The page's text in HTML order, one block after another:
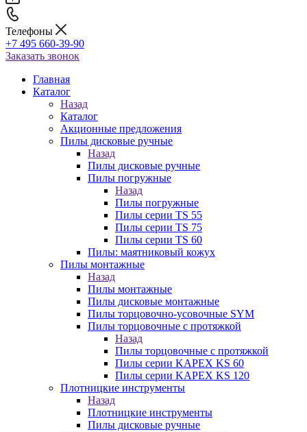
Телефоны
+7 495 660-39-90
Заказать звонок
Главная
Каталог
Назад
Каталог
Акционные предложения
Пилы дисковые ручные
Назад
Пилы дисковые ручные
Пилы погружные
Назад
Пилы погружные
Пилы серии TS 55
Пилы серии TS 75
Пилы серии TS 60
Пилы: маятниковый кожух
Пилы монтажные
Назад
Пилы монтажные
Пилы дисковые монтажные
Пилы торцовочно-усовочные SYM
Пилы торцовочные с протяжкой
Назад
Пилы торцовочные с протяжкой
Пилы серии KAPEX KS 60
Пилы серии KAPEX KS 120
Плотницкие инструменты
Назад
Плотницкие инструменты
Пилы дисковые ручные